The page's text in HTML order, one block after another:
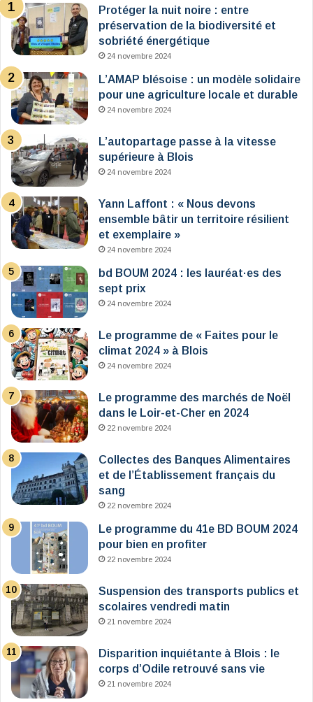
Protéger la nuit noire : entre
préservation de la biodiversité et
sobriété énergétique
24 novembre 2024
L’AMAP blésoise : un modèle solidaire
pour une agriculture locale et durable
24 novembre 2024
L’autopartage passe à la vitesse
supérieure à Blois
24 novembre 2024
Yann Laffont : « Nous devons
ensemble bâtir un territoire résilient
et exemplaire »
24 novembre 2024
bd BOUM 2024 : les lauréat·es des
sept prix
24 novembre 2024
Le programme de « Faites pour le
climat 2024 » à Blois
24 novembre 2024
Le programme des marchés de Noël
dans le Loir-et-Cher en 2024
22 novembre 2024
Collectes des Banques Alimentaires
et de l’Établissement français du
sang
22 novembre 2024
Le programme du 41e BD BOUM 2024
pour bien en profiter
22 novembre 2024
Suspension des transports publics et
scolaires vendredi matin
21 novembre 2024
Disparition inquiétante à Blois : le
corps d’Odile retrouvé sans vie
21 novembre 2024